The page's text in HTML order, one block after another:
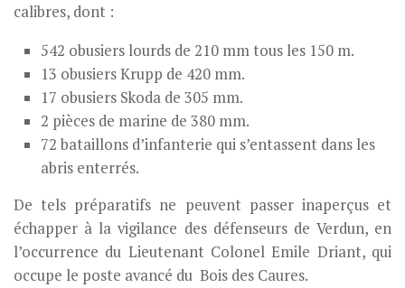
calibres, dont :
542 obusiers lourds de 210 mm tous les 150 m.
13 obusiers Krupp de 420 mm.
17 obusiers Skoda de 305 mm.
2 pièces de marine de 380 mm.
72 bataillons d’infanterie qui s’entassent dans les
abris enterrés.
De tels préparatifs ne peuvent passer inaperçus et
échapper à la vigilance des défenseurs de Verdun, en
l’occurrence du Lieutenant Colonel Emile Driant, qui
occupe le poste avancé du Bois des Caures.